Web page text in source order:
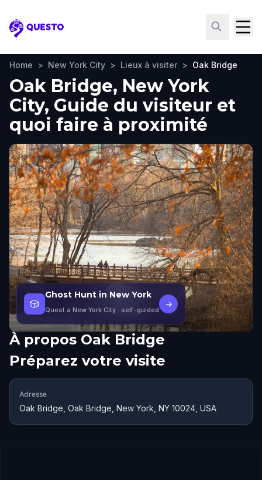
Questo
Home > New York City > Lieux à visiter > Oak Bridge
Oak Bridge, New York
City, Guide du visiteur et
quoi faire à proximité
🎲
Ghost Hunt in New York
Quest a New York City · self-guided
→
À propos Oak Bridge
Préparez votre visite
Adresse
Oak Bridge, Oak Bridge, New York, NY 10024, USA